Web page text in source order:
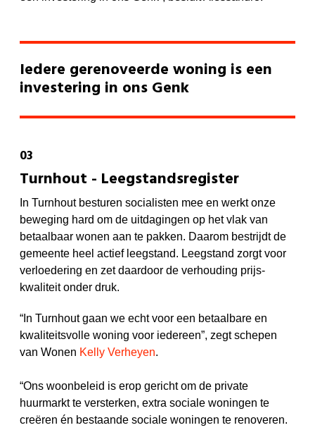
Iedere gerenoveerde woning is een
investering in ons Genk
Turnhout - Leegstandsregister
In Turnhout besturen socialisten mee en werkt onze
beweging hard om de uitdagingen op het vlak van
betaalbaar wonen aan te pakken. Daarom bestrijdt de
gemeente heel actief leegstand. Leegstand zorgt voor
verloedering en zet daardoor de verhouding prijs-
kwaliteit onder druk.
“In Turnhout gaan we echt voor een betaalbare en
kwaliteitsvolle woning voor iedereen”, zegt schepen
van Wonen Kelly Verheyen.
“Ons woonbeleid is erop gericht om de private
huurmarkt te versterken, extra sociale woningen te
creëren én bestaande sociale woningen te renoveren.